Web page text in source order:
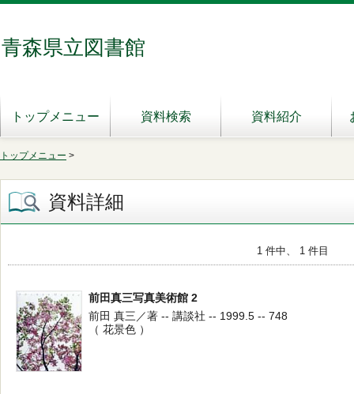
青森県立図書館
トップメニュー 資料検索 資料紹介
トップメニュー >
資料詳細
1 件中、 1 件目
前田真三写真美術館 2
前田 真三／著 -- 講談社 -- 1999.5 -- 748
（ 花景色 ）